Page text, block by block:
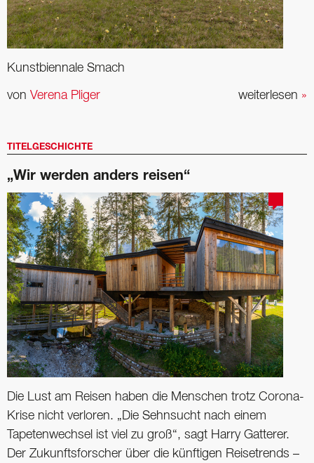
Kunstbiennale Smach
weiterlesen »
von Verena Pliger
TITELGESCHICHTE
„Wir werden anders reisen“
Die Lust am Reisen haben die Menschen trotz Corona-
Krise nicht verloren. „Die Sehnsucht nach einem
Tapetenwechsel ist viel zu groß“, sagt Harry Gatterer.
Der Zukunftsforscher über die künftigen Reisetrends –